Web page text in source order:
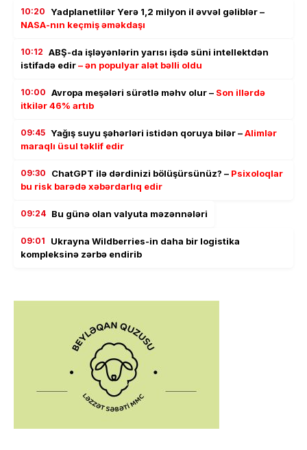
10:20 Yadplanetlilər Yerə 1,2 milyon il əvvəl gəliblər –
NASA-nın keçmiş əməkdaşı
10:12 ABŞ-da işləyənlərin yarısı işdə süni intellektdən
istifadə edir– ən populyar alət bəlli oldu
10:00 Avropa meşələri sürətlə məhv olur – Son illərdə
itkilər 46% artıb
09:45 Yağış suyu şəhərləri istidən qoruya bilər –Alimlər
maraqlı üsul təklif edir
09:30 ChatGPT ilə dərdinizi bölüşürsünüz? – Psixoloqlar
bu risk barədə xəbərdarlıq edir
09:24 Bu günə olan valyuta məzənnələri
09:01
Ukrayna Wildberries-in daha bir logistika
kompleksinə zərbə endirib